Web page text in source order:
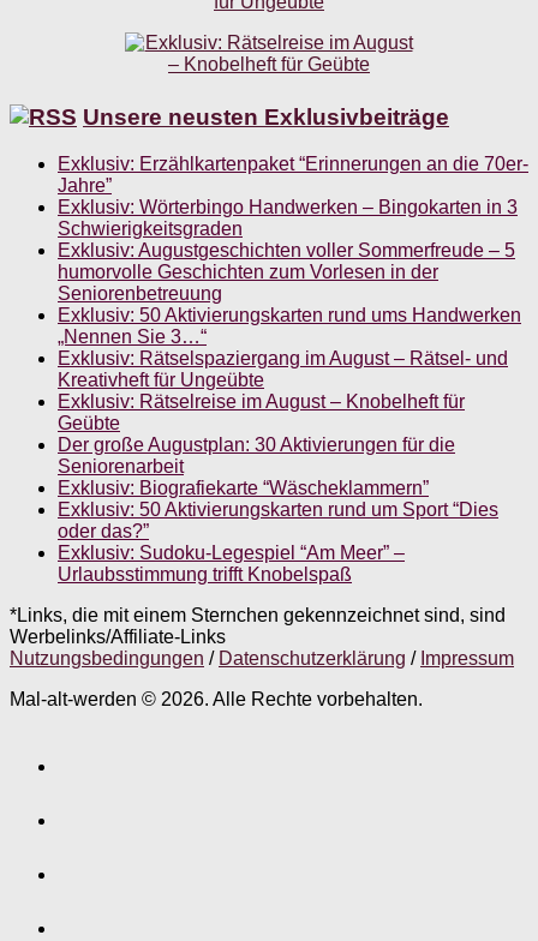
Unsere neusten Exklusivbeiträge
Exklusiv: Erzählkartenpaket “Erinnerungen an die 70er-
Jahre”
Exklusiv: Wörterbingo Handwerken – Bingokarten in 3
Schwierigkeitsgraden
Exklusiv: Augustgeschichten voller Sommerfreude – 5
humorvolle Geschichten zum Vorlesen in der
Seniorenbetreuung
Exklusiv: 50 Aktivierungskarten rund ums Handwerken
„Nennen Sie 3…“
Exklusiv: Rätselspaziergang im August – Rätsel- und
Kreativheft für Ungeübte
Exklusiv: Rätselreise im August – Knobelheft für
Geübte
Der große Augustplan: 30 Aktivierungen für die
Seniorenarbeit
Exklusiv: Biografiekarte “Wäscheklammern”
Exklusiv: 50 Aktivierungskarten rund um Sport “Dies
oder das?”
Exklusiv: Sudoku-Legespiel “Am Meer” –
Urlaubsstimmung trifft Knobelspaß
*Links, die mit einem Sternchen gekennzeichnet sind, sind
Werbelinks/Affiliate-Links
Nutzungsbedingungen / Datenschutzerklärung / Impressum
Mal-alt-werden © 2026. Alle Rechte vorbehalten.